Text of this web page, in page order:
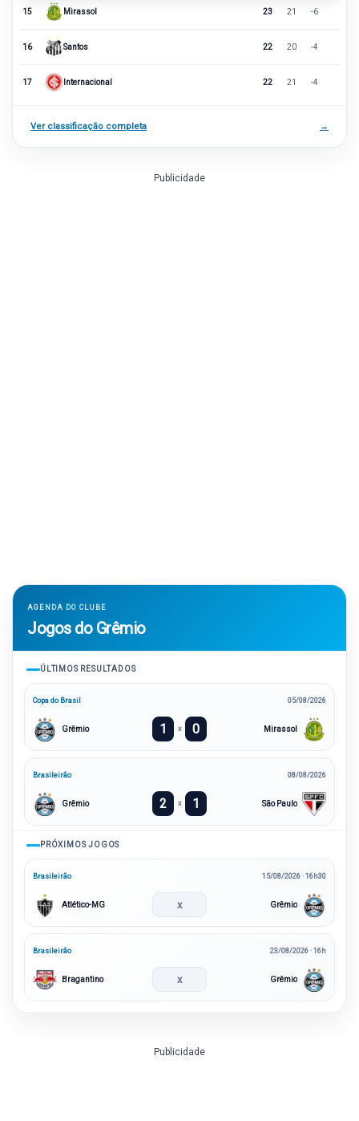
15 Mirassol 23 21 -6
16 Santos 22 20 -4
17 Internacional 22 21 -4
Ver classificação completa →
Publicidade
AGENDA DO CLUBE
Jogos do Grêmio
ÚLTIMOS RESULTADOS
Copa do Brasil 05/08/2026
Grêmio 1 x 0 Mirassol
Brasileirão 08/08/2026
Grêmio 2 x 1 São Paulo
PRÓXIMOS JOGOS
Brasileirão 15/08/2026 · 16h30
Atlético-MG x Grêmio
Brasileirão 23/08/2026 · 16h
Bragantino x Grêmio
Publicidade